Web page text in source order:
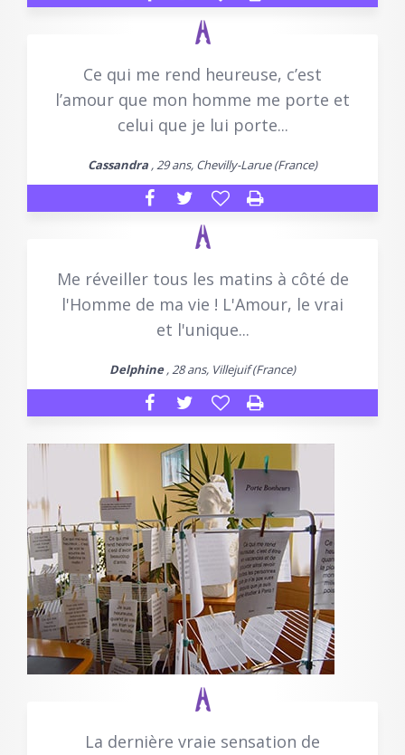
Ce qui me rend heureuse, c’est
l’amour que mon homme me porte et
celui que je lui porte...
Cassandra , 29 ans, Chevilly-Larue (France)
Me réveiller tous les matins à côté de
l'Homme de ma vie ! L'Amour, le vrai
et l'unique...
Delphine, 28 ans, Villejuif (France)
La dernière vraie sensation de